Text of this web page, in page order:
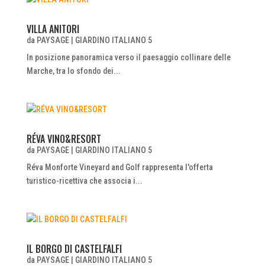
VILLA ANITORI
da PAYSAGE| GIARDINO ITALIANO 5
In posizione panoramica verso il paesaggio collinare delle
Marche, tra lo sfondo dei...
RÉVA VINO&RESORT
da PAYSAGE| GIARDINO ITALIANO 5
Réva Monforte Vineyard and Golf rappresenta l'offerta
turistico-ricettiva che associa i...
IL BORGO DI CASTELFALFI
da PAYSAGE| GIARDINO ITALIANO 5